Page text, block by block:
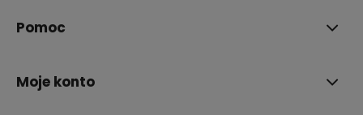
Pomoc
Moje konto